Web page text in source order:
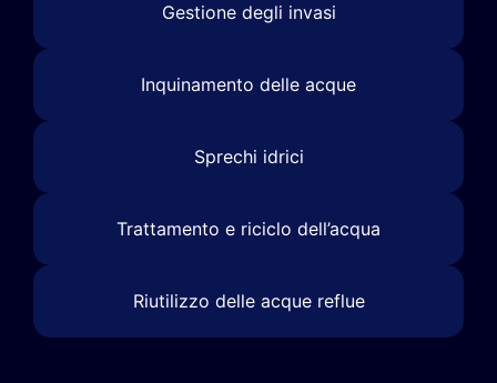
Gestione degli invasi
Inquinamento delle acque
Sprechi idrici
Trattamento e riciclo dell’acqua
Riutilizzo delle acque reflue